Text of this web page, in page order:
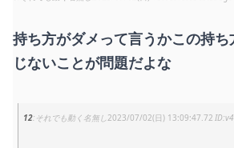
持ち方がダメって言うかこの持
じないことが問題だよな
12 それでも動く名無し 2023/07/02(日) 13:09:47.72